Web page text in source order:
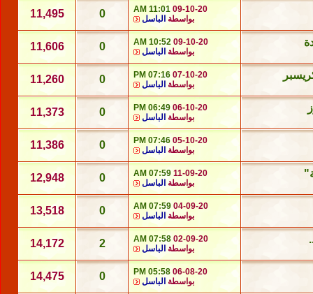
09-10-20
11:01 AM
بواسطة الباسل 0
11,495
09-10-20
10:52 AM
بواسطة الباسل 0
11,606
07-10-20
07:16 PM
بواسطة الباسل 0
11,260
06-10-20
06:49 PM
بواسطة الباسل 0
11,373
05-10-20
07:46 PM
بواسطة الباسل 0
11,386
11-09-20
07:59 AM
بواسطة الباسل 0
12,948
04-09-20
07:59 AM
بواسطة الباسل 0
13,518
02-09-20
07:58 AM
بواسطة الباسل 2
14,172
06-08-20
05:58 PM
بواسطة الباسل 0
14,475